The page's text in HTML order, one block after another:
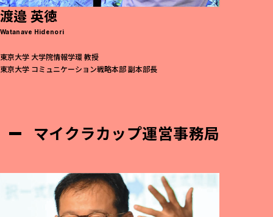
渡邉 英徳
Watanave Hidenori
東京大学 大学院情報学環 教授
東京大学 コミュニケーション戦略本部 副本部長
マイクラカップ運営事務局